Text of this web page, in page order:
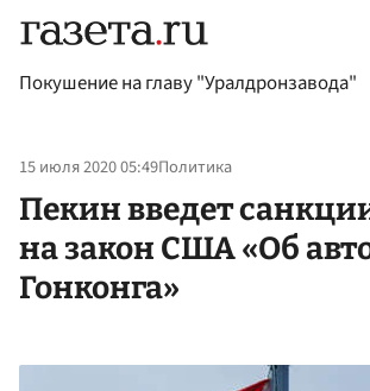
Покушение на главу "Уралдронзавода"
15 июля 2020 05:49Политика
Пекин введет
на закон США «Об
Гонконга»